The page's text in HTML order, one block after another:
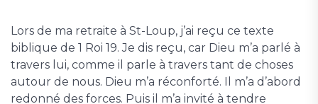
Lors de ma retraite à St-Loup, j’ai reçu ce texte
biblique de 1 Roi 19. Je dis reçu, car Dieu m’a parlé à
travers lui, comme il parle à travers tant de choses
autour de nous. Dieu m’a réconforté. Il m’a d’abord
redonné des forces. Puis il m’a invité à tendre